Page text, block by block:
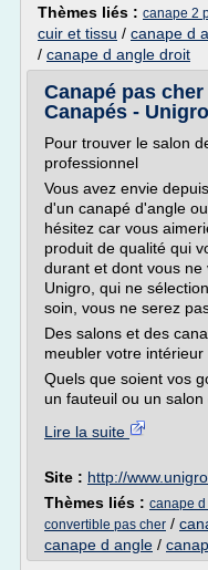
Thèmes liés : canape 2
cuir et tissu / canape d
/ canape d angle droit
Canapé pas
Canapés - Unigro
Pour trouver le salon
professionnel
Vous avez envie
d'un canapé d'angle
hésitez car vous
produit de qualité qui
durant et dont vous ne
Unigro, qui ne
soin, vous ne serez
Des salons et des
meubler votre intérieur
Quels que soient vos
un fauteuil ou un salon
Lire la suite
Site : http://
Thèmes liés : canape
convertible pas cher /
canape d angle /